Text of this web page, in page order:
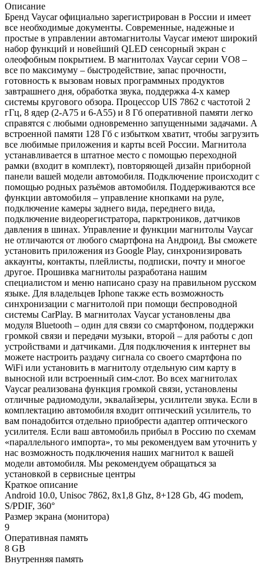
Описание
Бренд Vaycar официально зарегистрирован в России и имеет
все необходимые документы. Современные, надежные и
простые в управлении автомагнитолы Vaycar имеют широкий
набор функций и новейший QLED сенсорный экран с
олеофобным покрытием. В магнитолах Vaycar серии VО8 –
все по максимуму – быстродействие, запас прочности,
готовность к вызовам новых программных продуктов
завтрашнего дня, обработка звука, поддержка 4-х камер
системы кругового обзора. Процессор UIS 7862 с частотой 2
гГц, 8 ядер (2-А75 и 6-А55) и 8 Гб оперативной памяти легко
справятся с любыми одновременно запущенными задачами. А
встроенной памяти 128 Гб с избытком хватит, чтобы загрузить
все любимые приложения и карты всей России. Магнитола
устанавливается в штатное место с помощью переходной
рамки (входит в комплект), повторяющей дизайн приборной
панели вашей модели автомобиля. Подключение происходит с
помощью родных разъёмов автомобиля. Поддерживаются все
функции автомобиля – управление кнопками на руле,
подключение камеры заднего вида, переднего вида,
подключение видеорегистратора, парктроников, датчиков
давления в шинах. Управление и функции магнитолы Vaycar
не отличаются от любого смартфона на Андроид. Вы сможете
установить приложения из Google Play, синхронизировать
аккаунты, контакты, плейлисты, подписки, почту и многое
другое. Прошивка магнитолы разработана нашим
специалистом и меню написано сразу на правильном русском
языке. Для владельцев Iphone также есть возможность
синхронизации с магнитолой при помощи беспроводной
системы CarPlay. В магнитолах Vaycar установлены два
модуля Bluetooth – один для связи со смартфоном, поддержки
громкой связи и передачи музыки, второй – для работы с доп
устройствами и датчиками. Для подключения к интернет вы
можете настроить раздачу сигнала со своего смартфона по
WiFi или установить в магнитолу отдельную сим карту в
выносной или встроенный сим-слот. Во всех магнитолах
Vaycar реализована функция громкой связи, установлены
отличные радиомодули, эквалайзеры, усилители звука. Если в
комплектацию автомобиля входит оптический усилитель, то
вам понадобится отдельно приобрести адаптер оптического
усилителя. Если ваш автомобиль прибыл в Россию по схемам
«параллельного импорта», то мы рекомендуем вам уточнить у
нас возможность подключения наших магнитол к вашей
модели автомобиля. Мы рекомендуем обращаться за
установкой в сервисные центры
Краткое описание
Android 10.0, Unisoc 7862, 8х1,8 Ghz, 8+128 Gb, 4G modem,
S/PDIF, 360°
Размер экрана (монитора)
9
Оперативная память
8 GB
Внутренняя память